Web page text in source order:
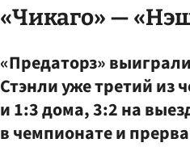
«Чикаго» —
«Предаторз»
Стэнли уже третий
и 1:3 дома, 3:2 на
в чемпионате и